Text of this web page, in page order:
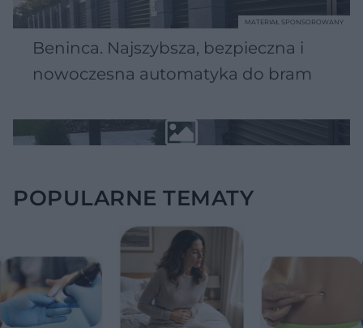
Beninca. Najszybsza, bezpieczna i
nowoczesna automatyka do bram
MATERIAŁ SPONSOROWANY
POPULARNE TEMATY